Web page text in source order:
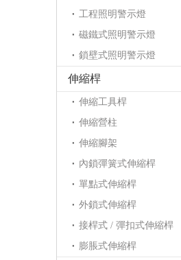
工程照明警示燈
磁鐵式照明警示燈
鎖壁式照明警示燈
伸縮桿
伸縮工具桿
伸縮營柱
伸縮腳架
內鎖彈簧式伸縮桿
單點式伸縮桿
外鎖式伸縮桿
接桿式 / 彈扣式伸縮桿
膨脹式伸縮桿